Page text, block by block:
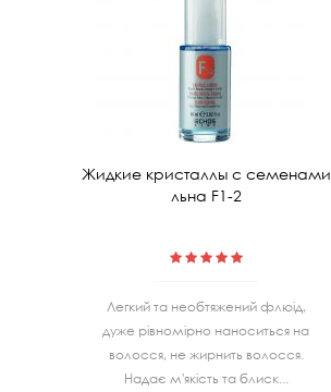
Жидкие кристаллы с семенами
льна F1-2
Легкий та необтяжений флюід,
дуже рівномірно наноситься на
волосся, не жирнить волосся.
Надає м'якість та блиск...